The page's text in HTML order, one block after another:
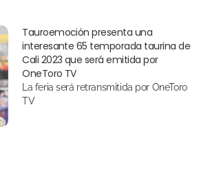
Tauroemoción presenta una
interesante 65 temporada taurina de
Cali 2023 que será emitida por
OneToro TV
TV